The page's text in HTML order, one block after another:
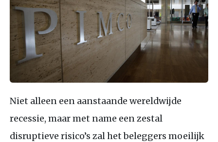
Niet alleen een aanstaande wereldwijde
recessie, maar met name een zestal
disruptieve risico’s zal het beleggers moeilijk